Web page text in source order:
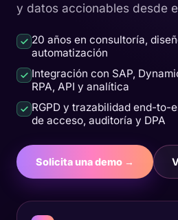
y datos accionables desde
20 años en consultoría,
automatización
Integración con SAP,
RPA, API y analítica
RGPD y trazabilidad end-to-
de acceso, auditoría y DPA
Solicita una demo →